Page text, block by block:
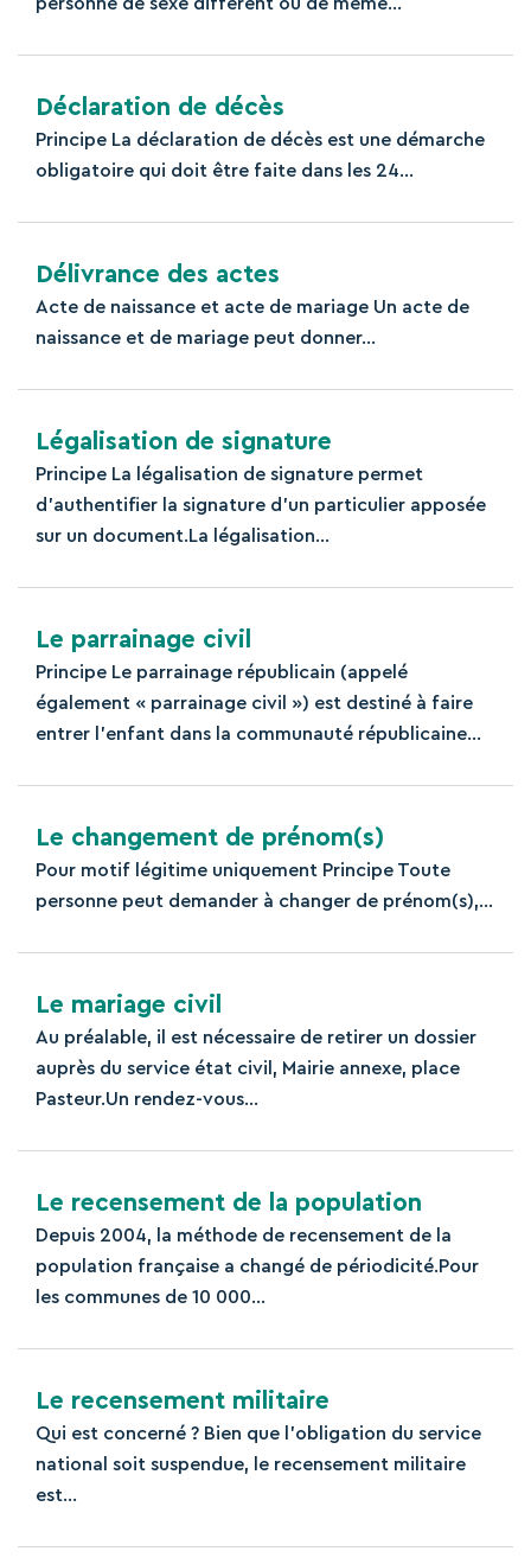
Déclaration de décès
Principe La déclaration de décès est une démarche
obligatoire qui doit être faite dans les 24...
Délivrance des actes
Acte de naissance et acte de mariage Un acte de
naissance et de mariage peut donner...
Légalisation de signature
Principe La légalisation de signature permet
d’authentifier la signature d’un particulier apposée
sur un document.La légalisation...
Le parrainage civil
Principe Le parrainage républicain (appelé
également « parrainage civil ») est destiné à faire
entrer l’enfant dans la communauté républicaine...
Le changement de prénom(s)
Pour motif légitime uniquement Principe Toute
personne peut demander à changer de prénom(s),...
Le mariage civil
Au préalable, il est nécessaire de retirer un dossier
auprès du service état civil, Mairie annexe, place
Pasteur.Un rendez-vous...
Le recensement de la population
Depuis 2004, la méthode de recensement de la
population française a changé de périodicité.Pour
les communes de 10 000...
Le recensement militaire
Qui est concerné ? Bien que l’obligation du service
national soit suspendue, le recensement militaire
est...